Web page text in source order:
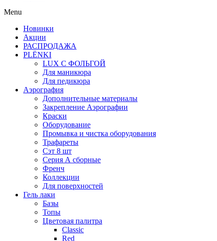
Menu
Новинки
Акции
РАСПРОДАЖА
PLЁNKI
LUX С ФОЛЬГОЙ
Для маникюра
Для педикюра
Аэрография
Дополнительные материалы
Закрепление Аэрографии
Краски
Оборудование
Промывка и чистка оборудования
Трафареты
Сэт 8 шт
Серия А сборные
Френч
Коллекции
Для поверхностей
Гель лаки
Базы
Топы
Цветовая палитра
Classic
Red